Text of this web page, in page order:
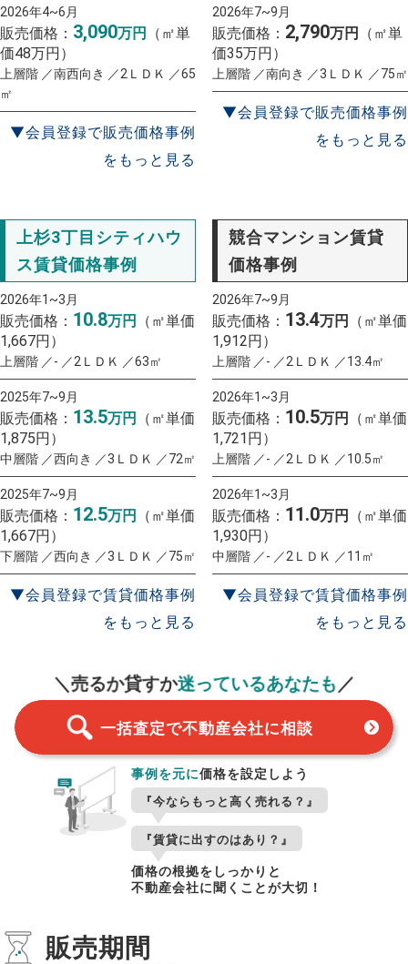
2026年4~6月
販売価格： 3,090万円
（㎡単
価48万円）
上層階 ／南西向き ／2ＬＤＫ ／65
㎡
▼会員登録で販売価格事例
をもっと見る
2026年7~9月
販売価格： 2,790万円
（㎡単
価35万円）
上層階 ／南向き ／3ＬＤＫ ／75㎡
▼会員登録で販売価格事例
をもっと見る
上杉3丁目シティハウ
ス賃貸価格事例
2026年1~3月
販売価格： 10.8万円
（㎡単価
1,667円）
上層階 ／- ／2ＬＤＫ ／63㎡
2025年7~9月
販売価格： 13.5万円
（㎡単価
1,875円）
中層階 ／西向き ／3ＬＤＫ ／72㎡
2025年7~9月
販売価格： 12.5万円
（㎡単価
1,667円）
下層階 ／西向き ／3ＬＤＫ ／75㎡
▼会員登録で賃貸価格事例
をもっと見る
競合マンション賃貸
価格事例
2026年7~9月
販売価格： 13.4万円
（㎡単価
1,912円）
上層階 ／- ／2ＬＤＫ ／13.4㎡
2026年1~3月
販売価格： 10.5万円
（㎡単価
1,721円）
上層階 ／- ／2ＬＤＫ ／10.5㎡
2026年1~3月
販売価格： 11.0万円
（㎡単価
1,930円）
中層階 ／- ／2ＬＤＫ ／11㎡
▼会員登録で賃貸価格事例
をもっと見る
＼売るか貸すか迷っているあなたも ／
一括査定で不動産会社に相談
事例を元に価格を設定しよう
『今ならもっと高く売れる？』
『賃貸に出すのはあり？』
価格の根拠をしっかりと
不動産会社に聞くことが大切！
販売期間